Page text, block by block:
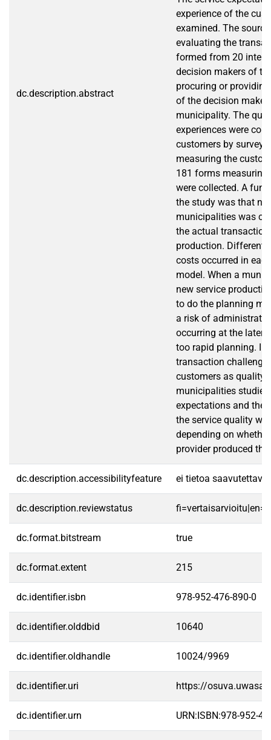
dc.description.abstract
experience of the
examined. The
evaluating the
formed from 20
decision makers of
procuring or
of the decision
municipality. The
experiences were
customers by
measuring the
181 forms measuring
were collected. A
the study was that
municipalities was
the actual
production. Different
costs occurred in
model. When a
new service
to do the planning
a risk of
occurring at the later
too rapid planning. In
transaction
customers as quality
municipalities
expectations and the
the service quality
depending on
provider produced the
dc.description.accessibilityfeature ei tietoa
dc.description.reviewstatus
dc.format.bitstream true
dc.format.extent 215
dc.identifier.isbn 978-952-476-890-0
dc.identifier.olddbid 10640
dc.identifier.oldhandle 10024/9969
dc.identifier.uri https://
dc.identifier.urn URN:ISBN:978-952-